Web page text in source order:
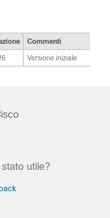
Commenti
Versione iniziale
utile?